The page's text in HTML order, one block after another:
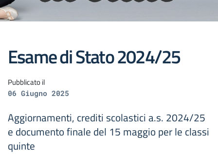
Esame di Stato 2024/25
Pubblicato il
06 Giugno 2025
Aggiornamenti, crediti scolastici a.s. 2024/25
e documento finale del 15 maggio per le classi
quinte